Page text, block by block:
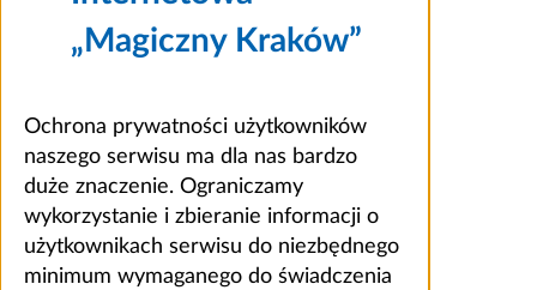
„Magiczny Kraków”
Ochrona prywatności użytkowników
naszego serwisu ma dla nas bardzo
duże znaczenie. Ograniczamy
wykorzystanie i zbieranie informacji o
użytkownikach serwisu do niezbędnego
minimum wymaganego do świadczenia